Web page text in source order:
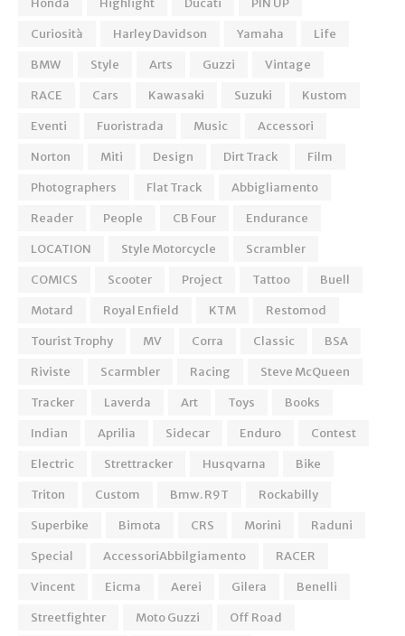
Honda
Highlight Ducati
PIN UP
Curiosità
Harley Davidson Yamaha
Life
BMW
Style Arts Guzzi
Vintage
RACE
Cars Kawasaki Suzuki
Kustom
Eventi
Fuoristrada Music
Accessori
Norton
Miti Design Dirt Track
Film
Photographers
Flat Track
Abbigliamento
Reader
People CB Four
Endurance
LOCATION
Style Motorcycle
Scrambler
COMICS
Scooter Project Tattoo
Buell
Motard
Royal Enfield KTM
Restomod
Tourist Trophy
MV Corra Classic
BSA
Riviste
Scarmbler Racing
Steve McQueen
Tracker
Laverda Art Toys
Books
Indian
Aprilia Sidecar Enduro
Contest
Electric
Strettracker Husqvarna
Bike
Triton
Custom Bmw. R9T
Rockabilly
Superbike
Bimota CRS Morini
Raduni
Special
AccessoriAbbilgiamento
RACER
Vincent
Eicma Aerei Gilera
Benelli
Streetfighter
Moto Guzzi
Off Road